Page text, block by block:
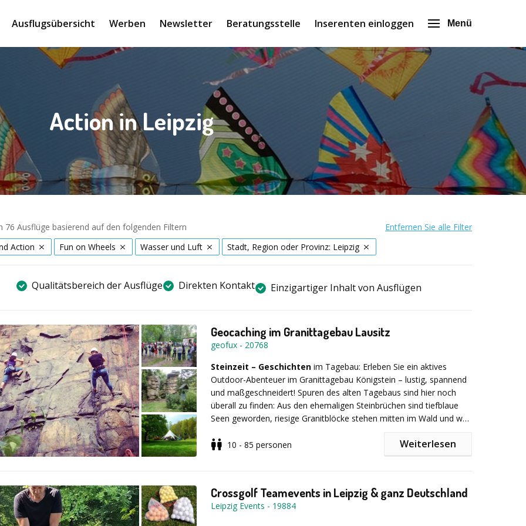
Ausflugsübersicht Werben Newsletter Beratungsstelle Inserenten einloggen Menü
Action in Leipzig
76 Ausflüge basierend auf den folgenden Filtern
Entfernen Sie alle Filter
Action
Fun on Wheels Wasser und Luft Stadt, Region oder Provinz: Leipzig
Qualitätsbereich der Ausflüge Direkten Kontakt Einzigartiger Inhalt von Ausflügen
Geocaching im Granittagebau Lausitz
geofux - 20768
Steinzeit – Geschichten im Tagebau: Erleben Sie ein aktives
Outdoor-Abenteuer im Granittagebau Königstein – lustig, spannend
und maßgeschneidert! Spuren des alten Tagebaus sind hier noch
überall zu finden: Aus den ehemaligen Steinbrüchen sind tiefblaue
Seen geworden, riesige Granitblöcke stehen mitten im Wald und wer
Schießpulver für den Sprengstoff. Dabei stoßen Sie auf alte
bilden!
Freizeitaktivität, Incentive-Veranstaltung oder Outdoor-Trainingstag.
Es können verschiedene interaktive Übungen und Gruppenspiele
integriert werden, darunter Klettern und Abseilen.
10 - 85 personen Weiterlesen
Crossgolf Teamevents in Leipzig & ganz Deutschland
Leipzig Events - 19884